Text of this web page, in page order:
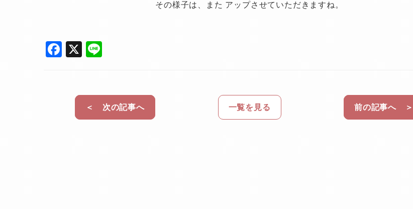
その様子は、また アップさせていただきますね。
F
X
＜ 次の記事へ 一覧を見る 前の記事へ ＞